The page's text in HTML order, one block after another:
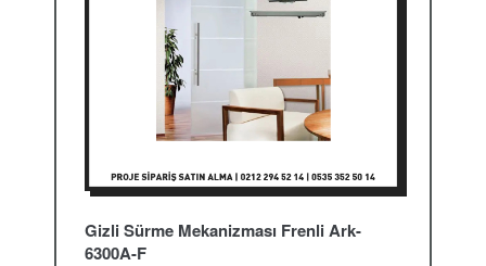
Gizli Sürme Mekanizması Frenli Ark-
6300A-F